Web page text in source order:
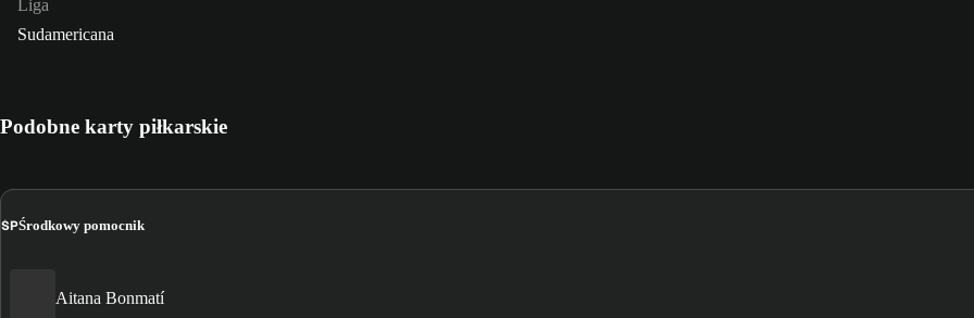
Liga
Sudamericana
Podobne karty piłkarskie
ŚPŚrodkowy pomocnik
Aitana Bonmatí